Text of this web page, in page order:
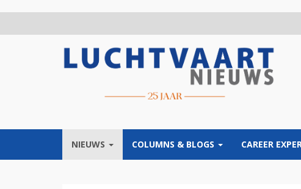
NIEUWS COLUMNS & BLOGS CAREER